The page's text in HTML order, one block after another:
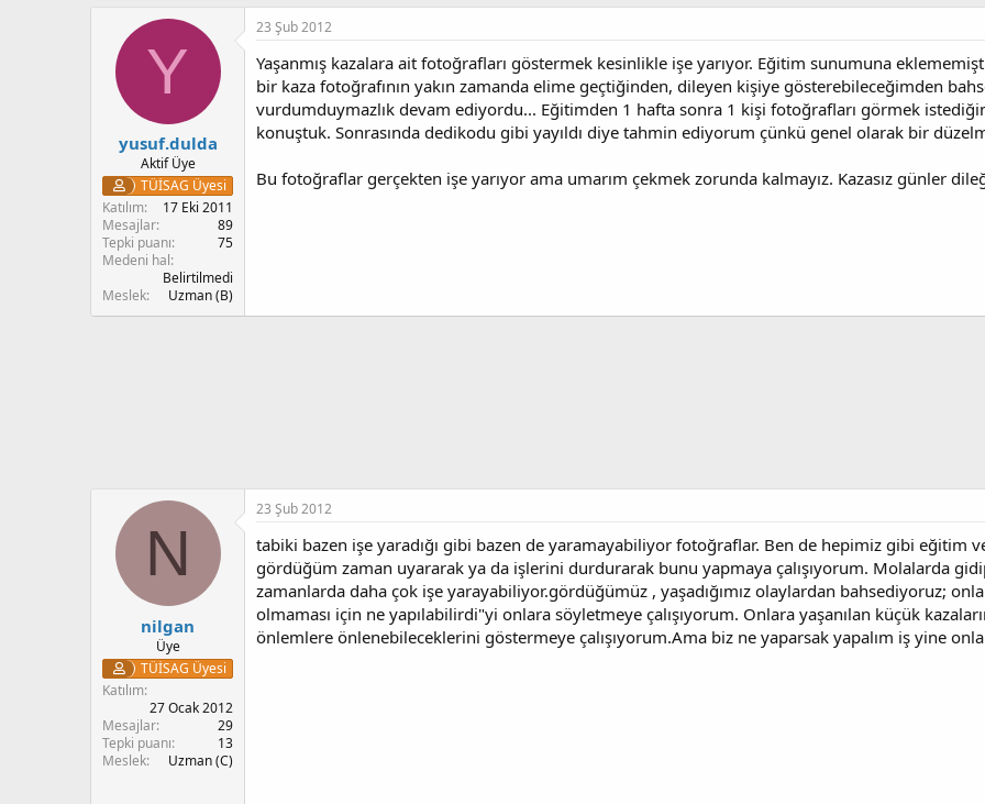
Y
yusuf.dulda
Aktif Üye
TÜİSAG Üyesi
Katılım
17 Eki 2011
Mesajlar
89
Tepki puanı
75
Medeni hal
Belirtilmedi
Meslek
Uzman (B)
23 Şub 2012
Yaşanmış kazalara ait fotoğrafları göstermek kesinlikle işe yarıyor. Eğitim sunumuna
bir kaza fotoğrafının yakın zamanda elime geçtiğinden, dileyen kişiye gösterebileceğimden
vurdumduymazlık devam ediyordu... Eğitimden 1 hafta sonra 1 kişi fotoğrafları görmek
konuştuk. Sonrasında dedikodu gibi yayıldı diye tahmin ediyorum çünkü genel olarak bir
Bu fotoğraflar gerçekten işe yarıyor ama umarım çekmek zorunda kalmayız. Kazasız günler
N
nilgan
Üye
TÜİSAG Üyesi
Katılım
27 Ocak 2012
Mesajlar
29
Tepki puanı
13
Meslek
Uzman (C)
23 Şub 2012
tabiki bazen işe yaradığı gibi bazen de yaramayabiliyor fotoğraflar. Ben de hepimiz gibi eğitim
gördüğüm zaman uyararak ya da işlerini durdurarak bunu yapmaya çalışıyorum. Molalarda
zamanlarda daha çok işe yarayabiliyor.gördüğümüz , yaşadığımız olaylardan bahsediyoruz;
olmaması için ne yapılabilirdi"yi onlara söyletmeye çalışıyorum. Onlara yaşanılan küçük
önlemlere önlenebileceklerini göstermeye çalışıyorum.Ama biz ne yaparsak yapalım iş yine